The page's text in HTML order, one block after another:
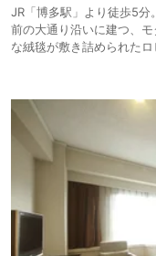
JR「博多駅」より徒歩5
前の大通り沿いに建つ、
な絨毯が敷き詰められたロ